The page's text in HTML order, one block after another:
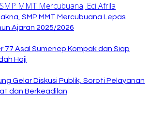
SMP MMT Mercubuana Lepas
Ajaran 2025/2026
77 Asal Sumenep Kompak dan Siap
Haji
Gelar Diskusi Publik, Soroti Pelayanan
dan Berkeadilan